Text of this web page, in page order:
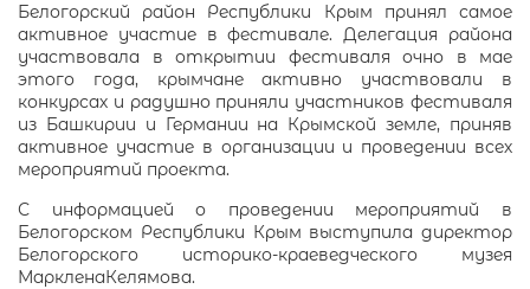
Белогорский район Республики Крым принял самое
активное участие в фестивале. Делегация района
участвовала в открытии фестиваля очно в мае
этого года, крымчане активно участвовали в
конкурсах и радушно приняли участников фестиваля
из Башкирии и Германии на Крымской земле, приняв
активное участие в организации и проведении всех
мероприятий проекта.
С информацией о проведении мероприятий в
Белогорском Республики Крым выступила директор
Белогорского историко-краеведческого музея
МаркленаКелямова.